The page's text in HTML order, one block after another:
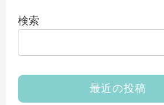
検索
最近の投稿